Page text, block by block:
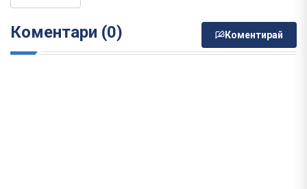
Коментари (0) Коментирай